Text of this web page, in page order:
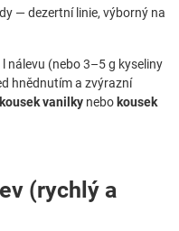
— dezertní linie, výborný na
l nálevu (nebo 3–5 g kyseliny
hnědnutím a zvýrazní
kousek vanilky nebo kousek
(rychlý a